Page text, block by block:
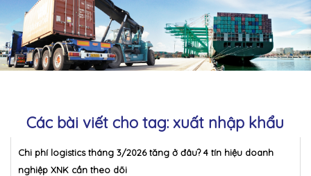
< >
Các bài viết cho tag: xuất nhập khẩu
Chi phí logistics tháng 3/2026 tăng ở đâu? 4 tín hiệu doanh
nghiệp XNK cần theo dõi